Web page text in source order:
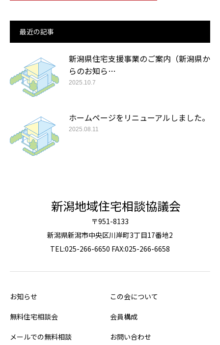
最近の記事
新潟県住宅支援事業のご案内（新潟県か
らのお知ら…
2025.10.7
ホームページをリニューアルしました。
2025.08.11
新潟地域住宅相談協議会
〒951-8133
新潟県新潟市中央区川岸町3丁目17番地2
TEL:025-266-6650 FAX:025-266-6658
お知らせ
無料住宅相談会
メールでの無料相談
この会について
会員構成
お問い合わせ